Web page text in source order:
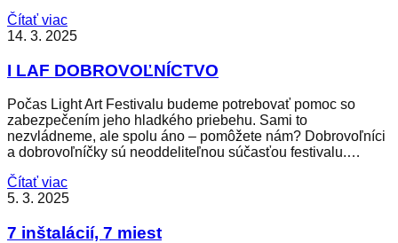
Čítať viac
14. 3. 2025
I LAF DOBROVOĽNÍCTVO
Počas Light Art Festivalu budeme potrebovať pomoc so
zabezpečením jeho hladkého priebehu. Sami to
nezvládneme, ale spolu áno – pomôžete nám? Dobrovoľníci
a dobrovoľníčky sú neoddeliteľnou súčasťou festivalu.…
Čítať viac
5. 3. 2025
7 inštalácií, 7 miest